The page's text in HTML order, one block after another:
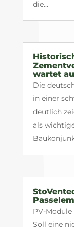
die...
wartet
Die
in einer
deutlich
als
PV-
Soll eine